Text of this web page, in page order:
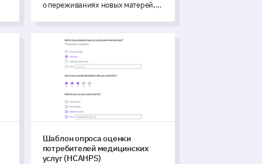
о переживаниях новых матерей,
шаблон опроса.
пациента
Шаблон опроса оценки потребителей медицинских
Шаблон опроса оценки
потребителей медицинских
услуг (HCAHPS)